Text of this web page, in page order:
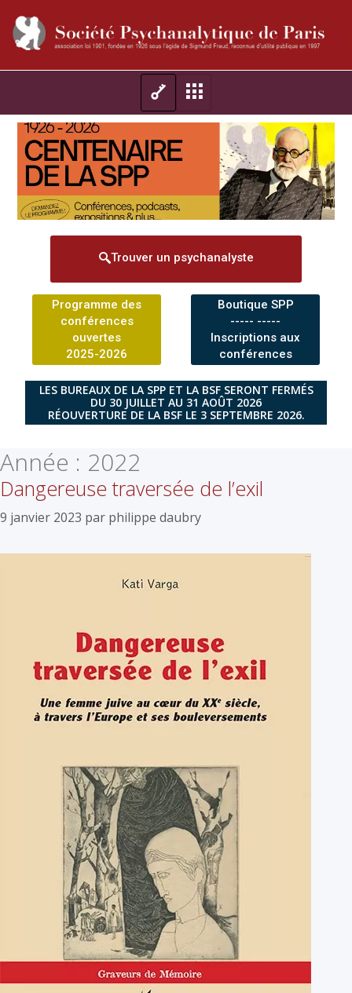
Trouver un psychanalyste
Programme des
conférences
ouvertes
2025-2026
Boutique SPP
----- -----
Inscriptions aux
conférences
LES BUREAUX DE LA SPP ET LA BSF SERONT FERMÉS
DU 30 JUILLET AU 31 AOÛT 2026
RÉOUVERTURE DE LA BSF LE 3 SEPTEMBRE 2026.
Année : 2022
Dangereuse traversée de l’exil
9 janvier 2023 par philippe daubry